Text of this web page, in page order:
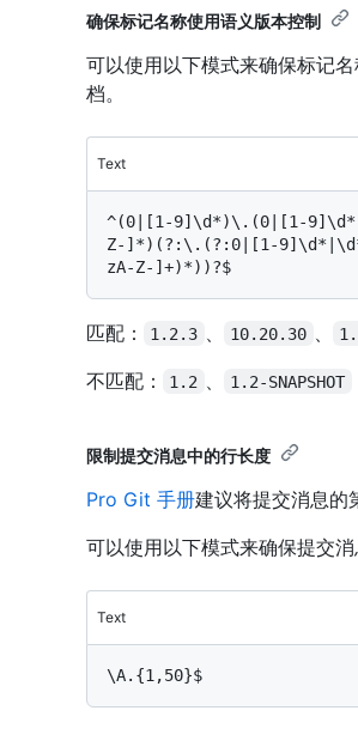
确保标记名称使用语义版本控制
可以使用以下模式来确保标记
档。
Text
^(0|[1-9]\d*)\.(0|[1-
Z-]*)(?:\.(?:0|[1-
匹配： 1.2.3 10.20.30
不匹配： 1.2 1.2-SNAPSHOT
限制提交消息中的行长度
Pro Git 手册建议将提交消息的
可以使用以下模式来确保提交
Text